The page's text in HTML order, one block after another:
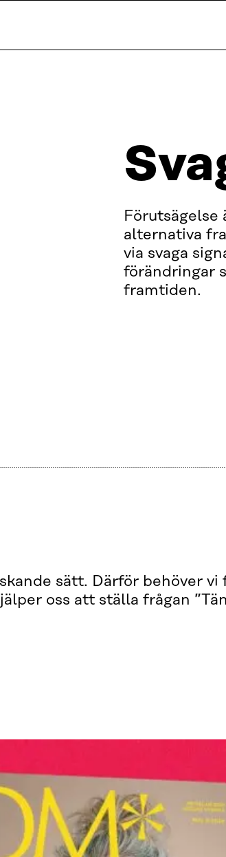
Förutsägelse
alternativa
via svaga
förändringar
framtiden.
sätt. Därför behöver
oss att ställa frågan